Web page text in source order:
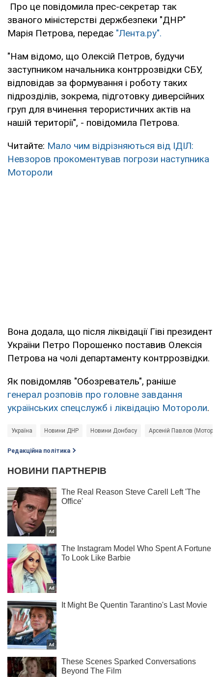
Про це повідомила прес-секретар так
званого міністерстві держбезпеки "ДНР"
Марія Петрова, передає "Лента.ру".
"Нам відомо, що Олексій Петров, будучи
заступником начальника контррозвідки СБУ,
відповідав за формування і роботу таких
підрозділів, зокрема, підготовку диверсійних
груп для вчинення терористичних актів на
нашій території", - повідомила Петрова.
Читайте: Мало чим відрізняються від ІДІЛ:
Невзоров прокоментував погрози наступника
Мотороли
Вона додала, що після ліквідації Гіві президент
України Петро Порошенко поставив Олексія
Петрова на чолі департаменту контррозвідки.
Як повідомляв "Обозреватель", раніше
генерал розповів про головне завдання
українських спецслужб і ліквідацію Мотороли.
Україна Новини ДНР Новини Донбасу Арсеній Павлов
Редакційна політика